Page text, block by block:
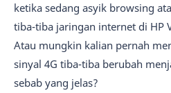
ketika sedang asyik browsing
tiba-tiba jaringan internet di HP
Atau mungkin kalian pernah
sinyal 4G tiba-tiba berubah
sebab yang jelas?